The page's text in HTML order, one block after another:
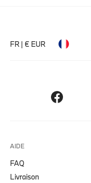
FR | € EUR
AIDE
FAQ
Livraison